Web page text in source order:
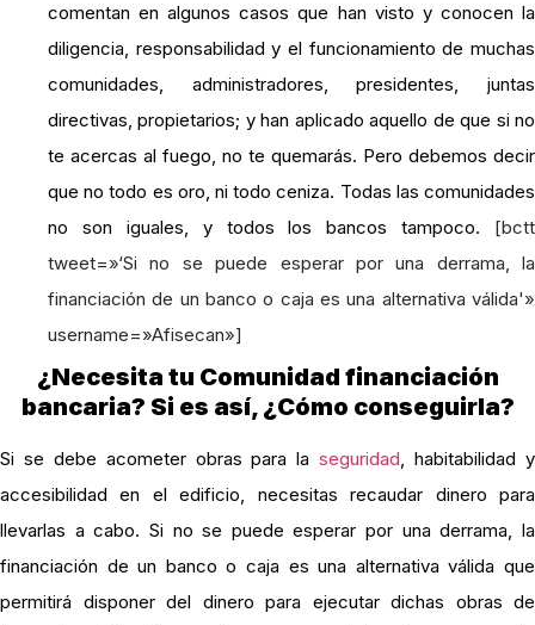
comentan en algunos casos que han visto y conocen la
diligencia, responsabilidad y el funcionamiento de muchas
comunidades, administradores, presidentes, juntas
directivas, propietarios; y han aplicado aquello de que si no
te acercas al fuego, no te quemarás. Pero debemos decir
que no todo es oro, ni todo ceniza. Todas las comunidades
no son iguales, y todos los bancos tampoco. [bctt
tweet=»‘Si no se puede esperar por una derrama, la
financiación de un banco o caja es una alternativa válida'»
username=»Afisecan»]
¿Necesita tu Comunidad financiación
bancaria? Si es así, ¿Cómo conseguirla?
Si se debe acometer obras para laseguridad, habitabilidad y
accesibilidad en el edificio, necesitas recaudar dinero para
llevarlas a cabo. Si no se puede esperar por una derrama, la
financiación de un banco o caja es una alternativa válida que
permitirá disponer del dinero para ejecutar dichas obras de